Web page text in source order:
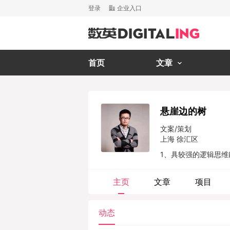
登录 企业入口
首页 文章
悬崖边的树
文案/策划
上海 徐汇区
1、具较强的逻辑思
主页 文章 项目
动态